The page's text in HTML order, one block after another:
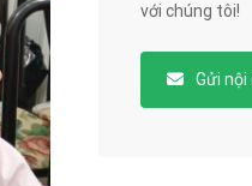
với chúng tôi!
Gửi nội